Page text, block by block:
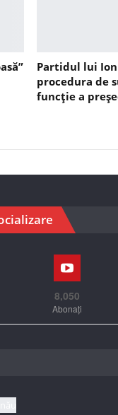
Partidul lui
procedura de
funcție a
8,050
Abonați